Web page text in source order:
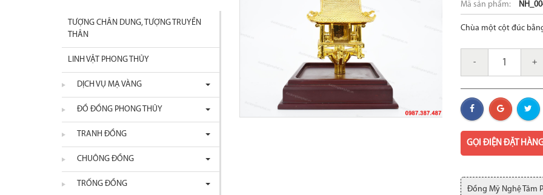
TƯỢNG CHÂN DUNG, TƯỢNG TRUYỀN
THÂN
LINH VẬT PHONG THỦY
DỊCH VỤ MẠ VÀNG
ĐỒ ĐỒNG PHONG THỦY
TRANH ĐỒNG
CHUÔNG ĐỒNG
TRỐNG ĐỒNG
Mã sản phẩm:
Chùa một cột đúc
- +
GỌI ĐIỆN ĐẶT
Đồng Mỹ Nghệ Tâm